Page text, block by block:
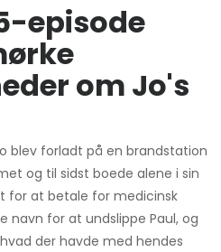
episode
om Jo's
blev forladt på en brandstation
og til sidst boede alene i sin
at betale for medicinsk
navn for at undslippe Paul, og
der havde med hendes